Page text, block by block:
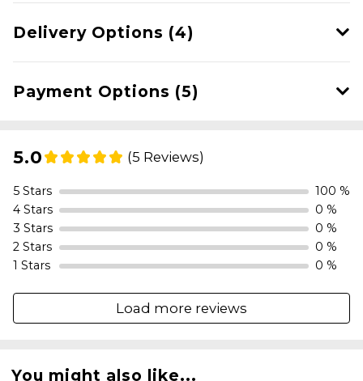
Delivery Options (4)
Payment Options (5)
5.0 (5 Reviews)
5 Stars
100 %
4 Stars
0 %
3 Stars
0 %
2 Stars
0 %
1 Stars
0 %
Load more reviews
You might also like...